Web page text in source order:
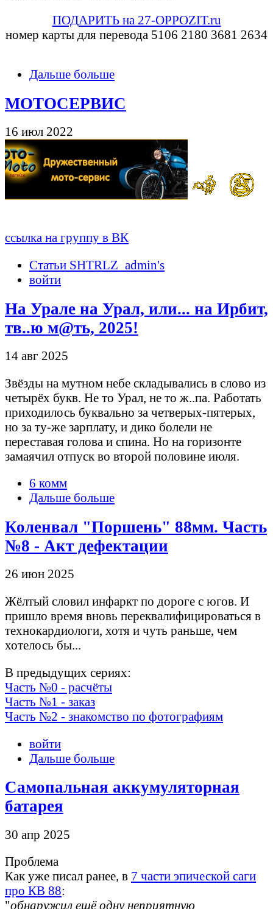
ПОДАРИТЬ на 27-OPPOZIT.ru
номер карты для перевода 5106 2180 3681 2634
Дальше больше
МОТОСЕРВИС
16 июл 2022
ссылка на группу в ВК
Статьи SHTRLZ_admin's
войти
На Урале на Урал, или... на Ирбит,
тв..ю м@ть, 2025!
14 авг 2025
Звёзды на мутном небе складывались в слово из
четырёх букв. Не то Урал, не то ж..па. Работать
приходилось буквально за четверых-пятерых,
но за ту-же зарплату, и дико болели не
переставая голова и спина. Но на горизонте
замаячил отпуск во второй половине июля.
6 комм
Дальше больше
Коленвал "Поршень" 88мм. Часть
№8 - Акт дефектации
26 июн 2025
Жёлтый словил инфаркт по дороге с югов. И
пришло время вновь переквалифицироваться в
технокардиологи, хотя и чуть раньше, чем
хотелось бы...
В предыдущих сериях:
Часть №0 - расчёты
Часть №1 - заказ
Часть №2 - знакомство по фотографиям
войти
Дальше больше
Самопальная аккумуляторная
батарея
30 апр 2025
Проблема
Как уже писал ранее, в 7 части эпической саги
про КВ 88:
"обнаружил ещё одну неприятную